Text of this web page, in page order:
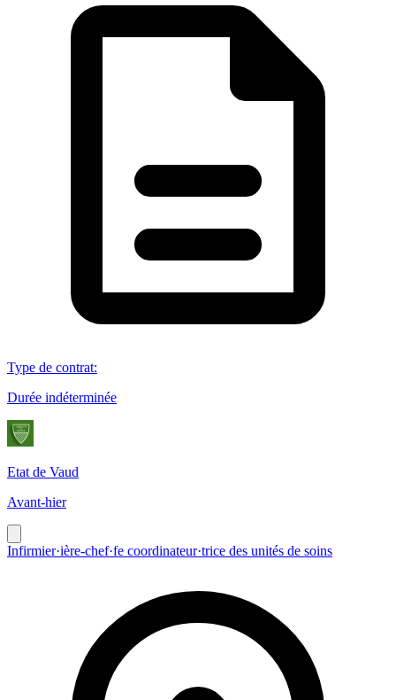
Type de contrat:
Durée indéterminée
Etat de Vaud
Avant-hier
Infirmier·ière-chef·fe coordinateur·trice des unités de soins